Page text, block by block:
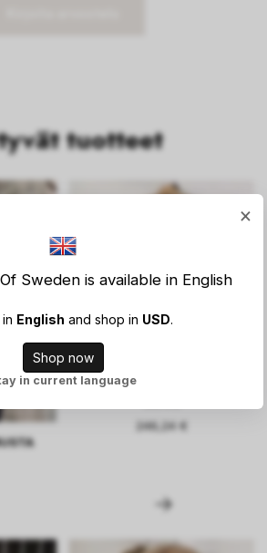
tuotteet
KIARA PITKÄ NEULETAKKI
246,24 €
×
Sweden is available in English
English and shop in USD.
Shop now
in current language